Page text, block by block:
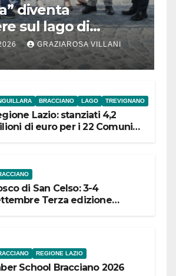
diventa
sul lago di
ieriGRAZIAROSA VILLANI
BRACCIANO LAGO TREVIGNANO
Lazio: stanziati 4,2
di euro per i 22 Comuni
di San Celso: 3-4
Terza edizione
REGIONE LAZIO
School Bracciano 2026